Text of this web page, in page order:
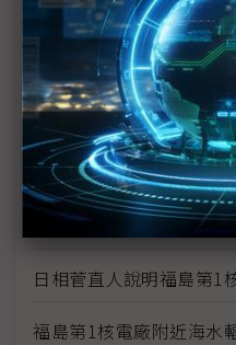
1千萬倍輻射量搞烏龍
福島1號核電廠1、2號爐
福島第1核電廠3號機傳
醫
福島23日清晨發生規模
核電廠復原作業
日相菅直人說明福島第1
福島第1核電廠附近海水